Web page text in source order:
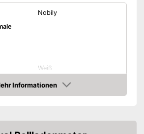
Nobily
Weiß
135 kg
Informationen